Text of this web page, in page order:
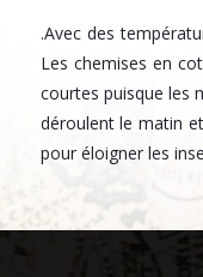
.Avec des
Les chemises en
courtes puisque les
déroulent le matin
pour éloigner les